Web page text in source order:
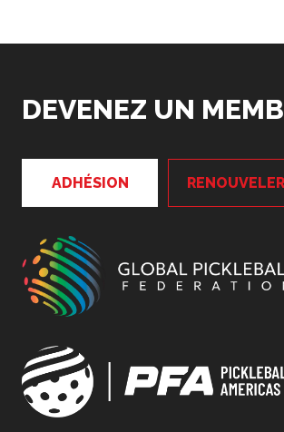
DEVENEZ UN
ADHÉSION RENOUVELER